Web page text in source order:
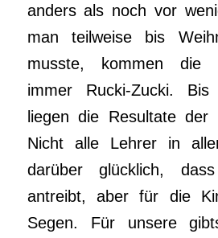
anders als noch vor
man teilweise bis
musste, kommen die
immer Rucki-Zucki.
liegen die Resultate der
Nicht alle Lehrer in
darüber glücklich,
antreibt, aber für die
Segen. Für unsere